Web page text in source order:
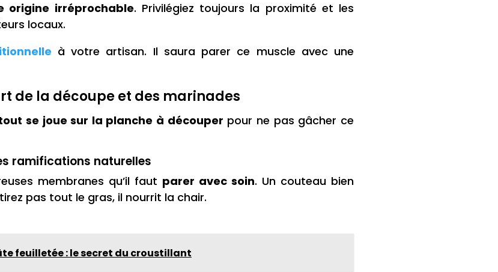
origine irréprochable. Privilégiez toujours la proximité et les
locaux.
à votre artisan. Il saura parer ce muscle avec une
de la découpe et des marinades
se joue sur la planche à découper pour ne pas gâcher ce
ramifications naturelles
membranes qu’il faut parer avec soin. Un couteau bien
pas tout le gras, il nourrit la chair.
feuilletée : le secret du croustillant